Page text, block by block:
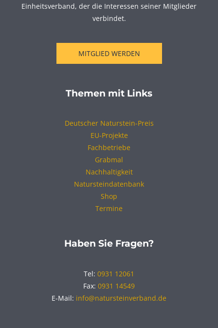
Einheitsverband, der die Interessen seiner Mitglieder
verbindet.
MITGLIED WERDEN
Themen mit Links
Deutscher Naturstein-Preis
EU-Projekte
Fachbetriebe
Grabmal
Nachhaltigkeit
Natursteindatenbank
Shop
Termine
Haben Sie Fragen?
Tel: 0931 12061
Fax: 0931 14549
E-Mail: info@natursteinverband.de